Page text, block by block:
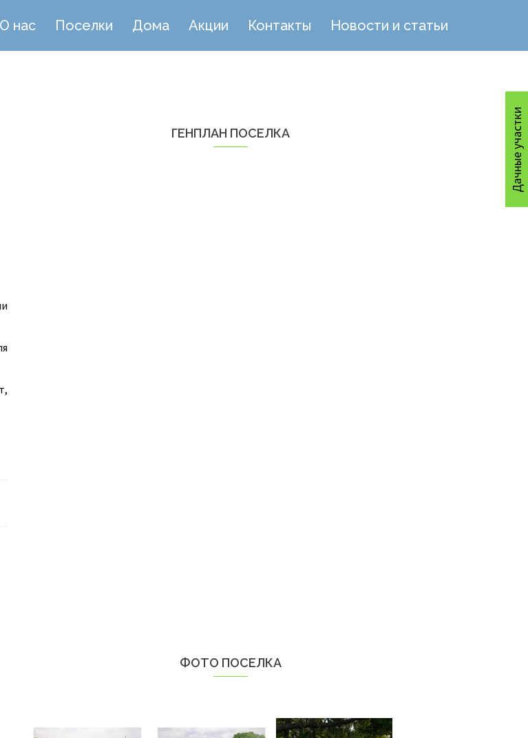
О нас Поселки Дома Акции Контакты Новости и статьи
ГЕНПЛАН ПОСЕЛКА
ФОТО ПОСЕЛКА
Дачные участки